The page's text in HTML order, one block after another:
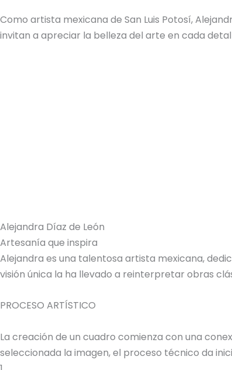
Como artista mexicana de San Luis Potosí,
invitan a apreciar la belleza del arte en cada
Alejandra Díaz de León
Artesanía que inspira
Alejandra es una talentosa artista mexicana,
visión única la ha llevado a reinterpretar obras
PROCESO ARTÍSTICO
La creación de un cuadro comienza con una
seleccionada la imagen, el proceso técnico da